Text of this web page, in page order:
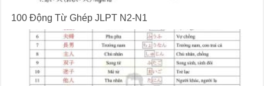
100 Động Từ Ghép JLPT N2-N1